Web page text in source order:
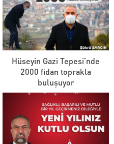
Hüseyin Gazi Tepesi’nde
2000 fidan toprakla
buluşuyor